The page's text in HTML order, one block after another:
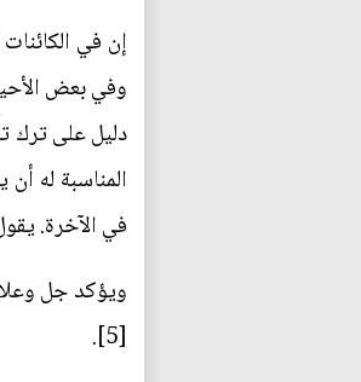
إن في
وفي بعض
دليل على ترك
المناسبة له
في الآخرة.
ويؤكد جل
[5].